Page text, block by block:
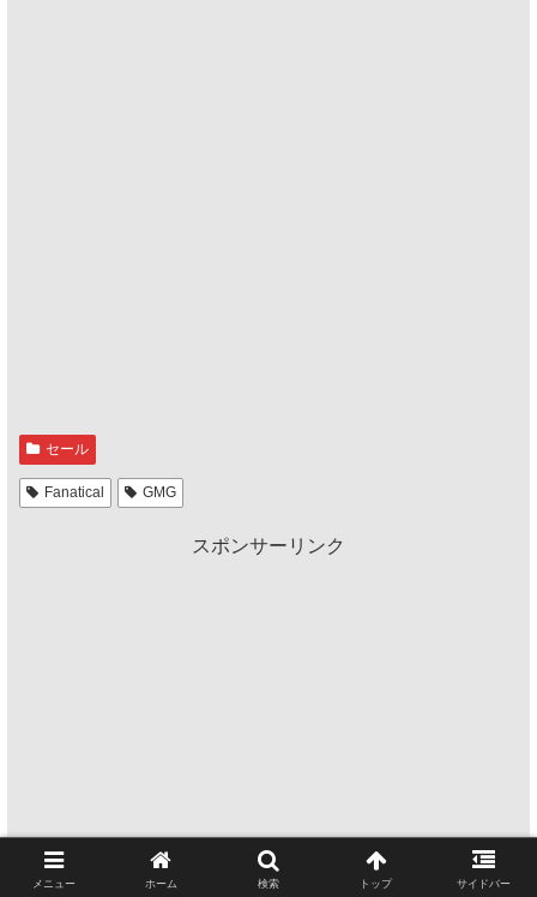
セール
Fanatical GMG
スポンサーリンク
メニュー ホーム 検索 トップ サイドバー